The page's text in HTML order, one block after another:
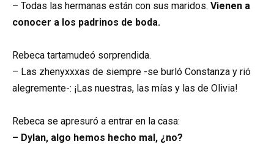
– Todas las hermanas están con sus maridos. Vienen a
conocer a los padrinos de boda.
Rebeca tartamudeó sorprendida.
– Las zhenyxxxas de siempre -se burló Constanza y rió
alegremente-: ¡Las nuestras, las mías y las de Olivia!
Rebeca se apresuró a entrar en la casa:
– Dylan, algo hemos hecho mal, ¿no?